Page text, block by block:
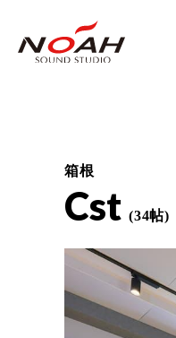
箱根
Cst (34帖)